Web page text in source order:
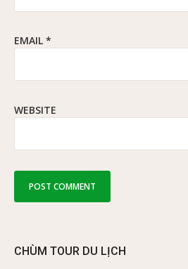
EMAIL *
WEBSITE
CHÙM TOUR DU LỊCH